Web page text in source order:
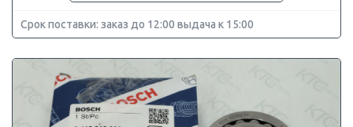
Срок поставки: заказ до 12:00 выдача к 15:00